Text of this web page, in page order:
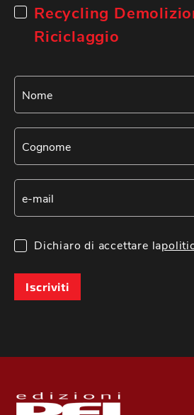
Recycling
Riciclaggio
Dichiaro di accettare la
Iscriviti